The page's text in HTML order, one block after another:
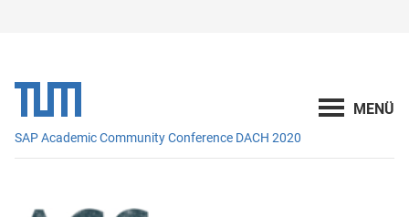
SAP Academic Community Conference DACH 2020